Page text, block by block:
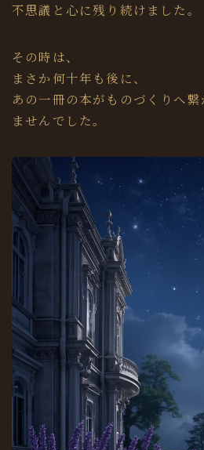
不思議と心に残り続けました。
その時は、
まさか何十年も後に、
あの一冊の本がものづくりへ
ませんでした。